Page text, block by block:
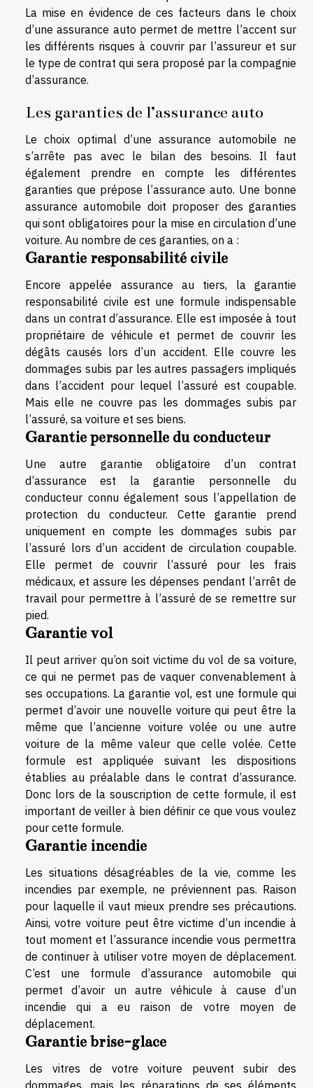
La mise en évidence de ces facteurs dans le choix
d’une assurance auto permet de mettre l’accent sur
les différents risques à couvrir par l’assureur et sur
le type de contrat qui sera proposé par la compagnie
d’assurance.
Les garanties de l’assurance auto
Le choix optimal d’une assurance automobile ne
s’arrête pas avec le bilan des besoins. Il faut
également prendre en compte les différentes
garanties que prépose l’assurance auto. Une bonne
assurance automobile doit proposer des garanties
qui sont obligatoires pour la mise en circulation d’une
voiture. Au nombre de ces garanties, on a :
Garantie responsabilité civile
Encore appelée assurance au tiers, la garantie
responsabilité civile est une formule indispensable
dans un contrat d’assurance. Elle est imposée à tout
propriétaire de véhicule et permet de couvrir les
dégâts causés lors d’un accident. Elle couvre les
dommages subis par les autres passagers impliqués
dans l’accident pour lequel l’assuré est coupable.
Mais elle ne couvre pas les dommages subis par
l’assuré, sa voiture et ses biens.
Garantie personnelle du conducteur
Une autre garantie obligatoire d’un contrat
d’assurance est la garantie personnelle du
conducteur connu également sous l’appellation de
protection du conducteur. Cette garantie prend
uniquement en compte les dommages subis par
l’assuré lors d’un accident de circulation coupable.
Elle permet de couvrir l’assuré pour les frais
médicaux, et assure les dépenses pendant l’arrêt de
travail pour permettre à l’assuré de se remettre sur
pied.
Garantie vol
Il peut arriver qu’on soit victime du vol de sa voiture,
ce qui ne permet pas de vaquer convenablement à
ses occupations. La garantie vol, est une formule qui
permet d’avoir une nouvelle voiture qui peut être la
même que l’ancienne voiture volée ou une autre
voiture de la même valeur que celle volée. Cette
formule est appliquée suivant les dispositions
établies au préalable dans le contrat d’assurance.
Donc lors de la souscription de cette formule, il est
important de veiller à bien définir ce que vous voulez
pour cette formule.
Garantie incendie
Les situations désagréables de la vie, comme les
incendies par exemple, ne préviennent pas. Raison
pour laquelle il vaut mieux prendre ses précautions.
Ainsi, votre voiture peut être victime d’un incendie à
tout moment et l’assurance incendie vous permettra
de continuer à utiliser votre moyen de déplacement.
C’est une formule d’assurance automobile qui
permet d’avoir un autre véhicule à cause d’un
incendie qui a eu raison de votre moyen de
déplacement.
Garantie brise-glace
Les vitres de votre voiture peuvent subir des